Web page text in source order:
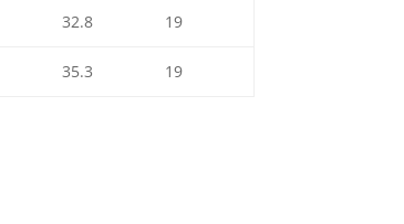
32.8
19
35.3 19